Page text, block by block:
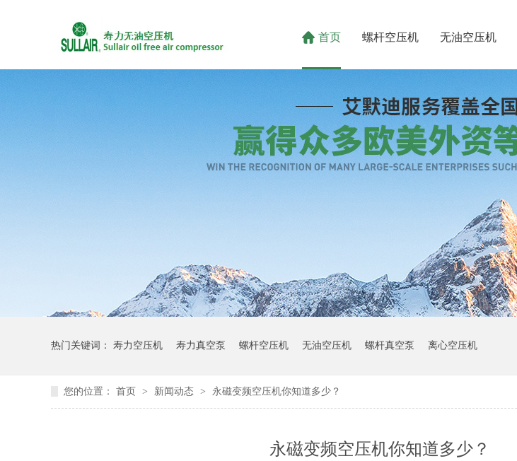
首页 螺杆空压机 无油空压机
热门关键词： 寿力空压机 寿力真空泵 螺杆空压机 无油空压机 螺杆真空泵 离心空压机
您的位置： 首页 > 新闻动态 > 永磁变频空压机你知道多少？
永磁变频空压机你知道多少？